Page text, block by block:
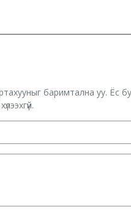
баримтална уу. Ёс